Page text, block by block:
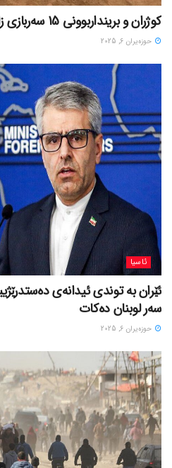
کوژران و برینداربوونی 15 سەربازی زایۆنیست لە باشوری غەززە
حوزه‌یران 6, 2025
ئاسیا
ئێران بە توندی ئیدانەی
سەر لوبنان دەکات
حوزه‌یران 6, 2025